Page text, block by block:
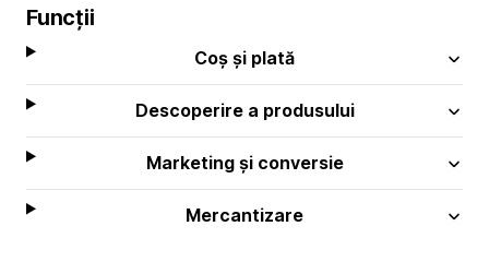
Funcții
Coș și plată
Descoperire a produsului
Marketing și conversie
Mercantizare